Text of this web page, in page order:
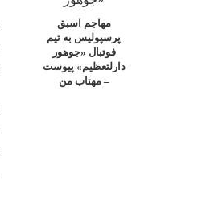
مهاجم اسبق
پرسپولیس به تیم
فوتبال «جوهور
دارلتعظیم» پیوست
– مهتاب من